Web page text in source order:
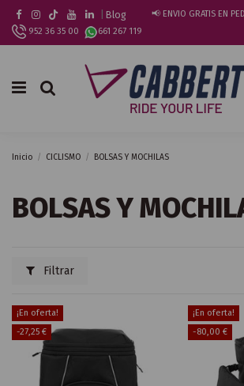
Blog
📢 ENVIO GRATIS EN
952 36 35 00
661 267 119
Inicio CICLISMO BOLSAS Y MOCHILAS
BOLSAS Y
Filtrar
¡En oferta!
-27,25 €
¡En oferta!
-80,00 €